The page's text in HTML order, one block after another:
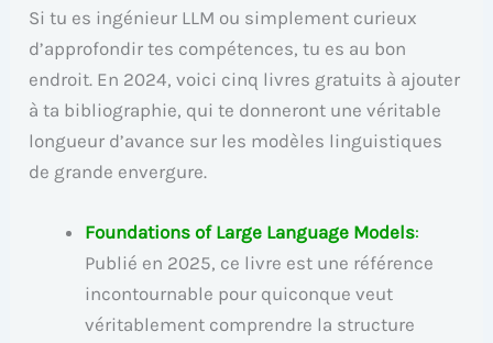
Si tu es ingénieur LLM ou simplement curieux
d’approfondir tes compétences, tu es au bon
endroit. En 2024, voici cinq livres gratuits à ajouter
à ta bibliographie, qui te donneront une véritable
longueur d’avance sur les modèles linguistiques
de grande envergure.
Foundations of Large Language Models:
Publié en 2025, ce livre est une référence
incontournable pour quiconque veut
véritablement comprendre la structure